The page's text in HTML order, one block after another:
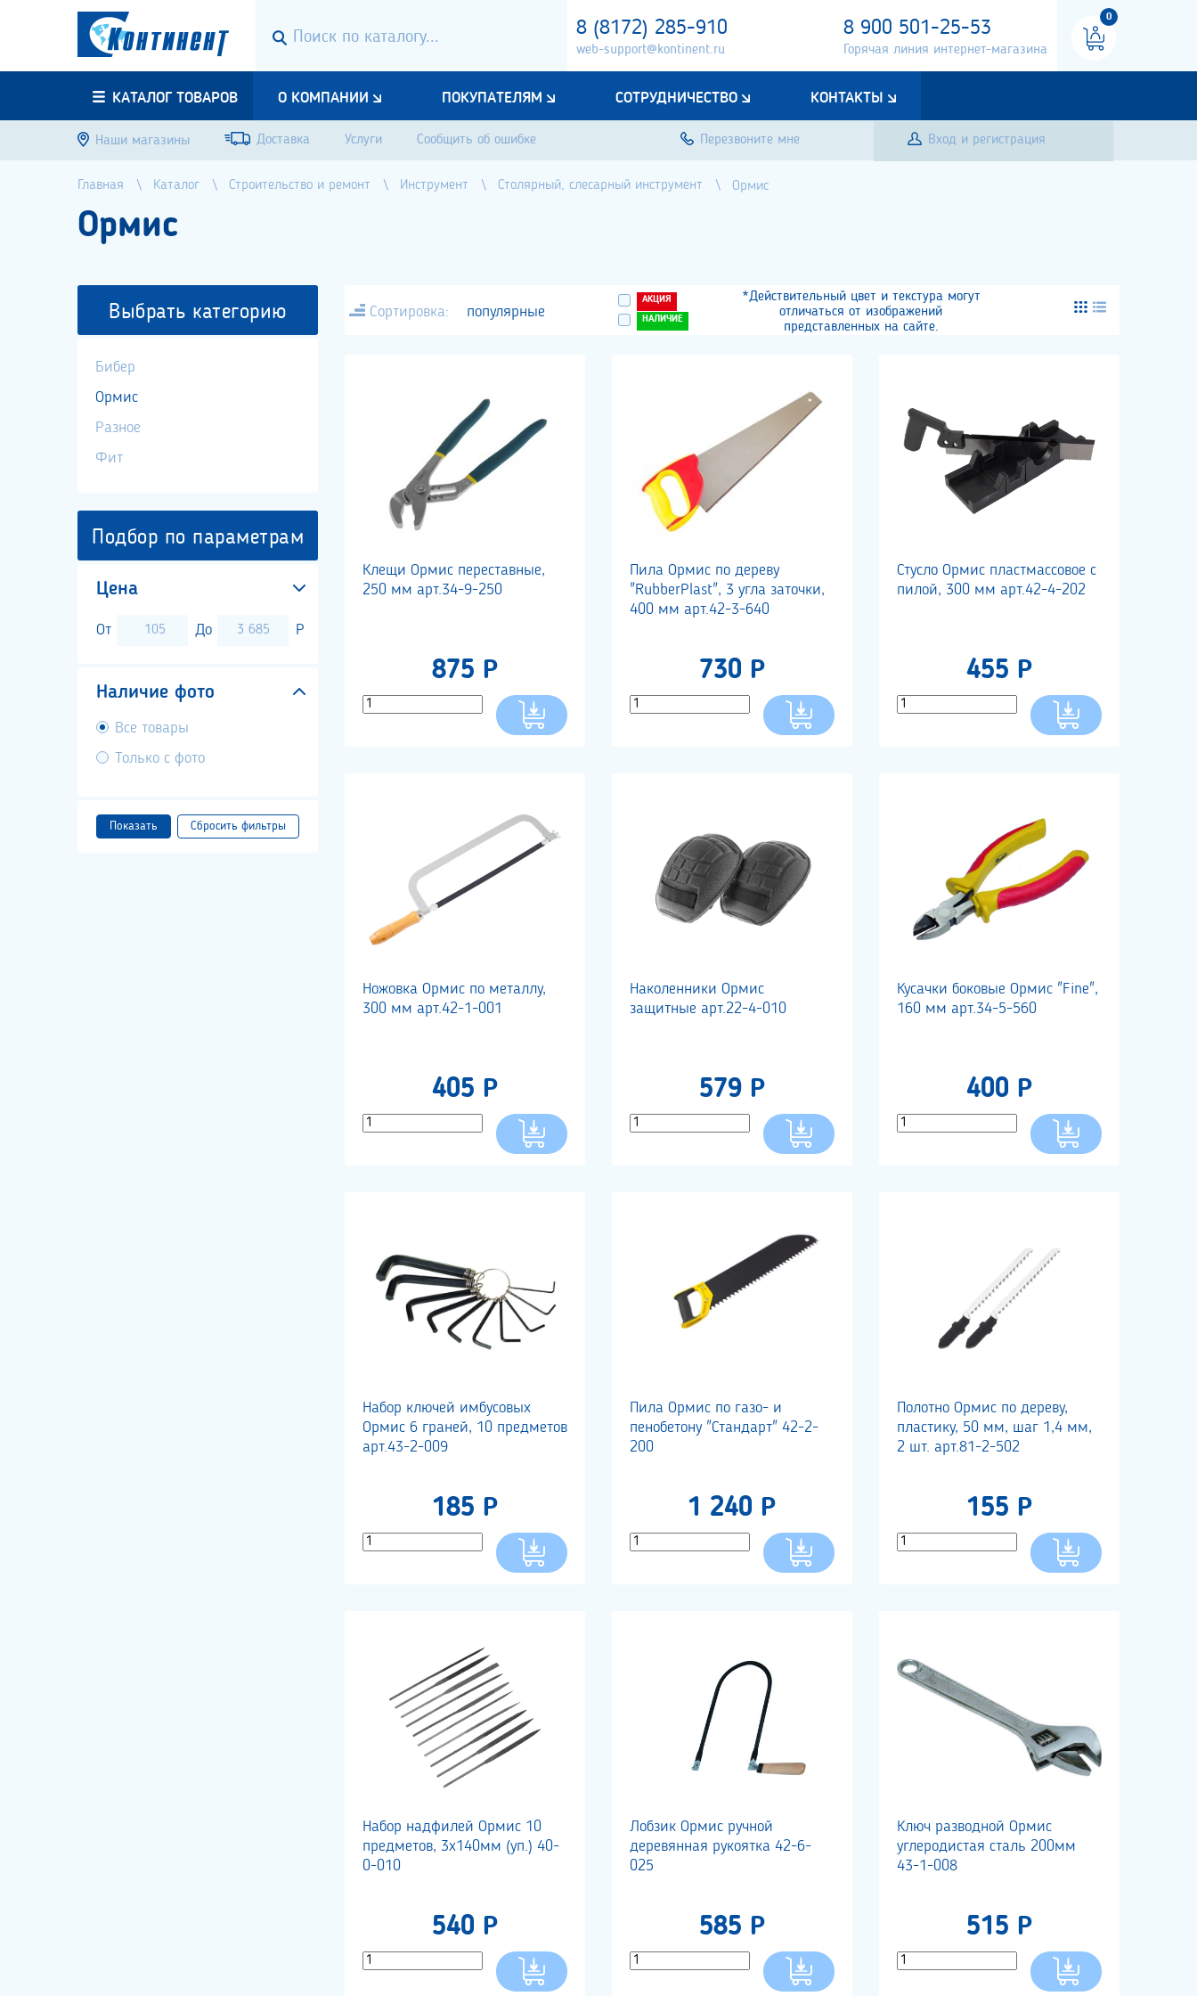
8 (8172) 285-910
web-support@kontinent.ru
8 900 501-25-53
Горячая линия интернет-магазина
0
КАТАЛОГ ТОВАРОВ О КОМПАНИИ ПОКУПАТЕЛЯМ СОТРУДНИЧЕСТВО КОНТАКТЫ
Наши магазины Доставка Услуги Сообщить об ошибке Перезвоните мне Вход и регистрация
Главная Каталог Строительство и ремонт Инструмент Столярный, слесарный инструмент Ормис
Ормис
Выбрать категорию
Бибер
Ормис
Разное
Фит
Подбор по параметрам
Цена
От До Р
Наличие фото
Все товары
Только с фото
Показать
Сортировка: популярные
АКЦИЯ
НАЛИЧИЕ
*Действительный цвет и текстура могут
отличаться от изображений
представленных на сайте.
Клещи Ормис переставные,
250 мм арт.34-9-250
875 Р
Пила Ормис по дереву
"RubberPlast", 3 угла заточки,
400 мм арт.42-3-640
730 Р
Стусло Ормис пластмассовое с
пилой, 300 мм арт.42-4-202
455 Р
Ножовка Ормис по металлу,
300 мм арт.42-1-001
405 Р
Наколенники Ормис
защитные арт.22-4-010
579 Р
Кусачки боковые Ормис "Fine",
160 мм арт.34-5-560
400 Р
Набор ключей имбусовых
Ормис 6 граней, 10 предметов
арт.43-2-009
185 Р
Пила Ормис по газо- и
пенобетону "Стандарт" 42-2-
200
1 240 Р
Полотно Ормис по дереву,
пластику, 50 мм, шаг 1,4 мм,
2 шт. арт.81-2-502
155 Р
Набор надфилей Ормис 10
предметов, 3х140мм (уп.) 40-
0-010
540 Р
Лобзик Ормис ручной
деревянная рукоятка 42-6-
025
585 Р
Ключ разводной Ормис
углеродистая сталь 200мм
43-1-008
515 Р